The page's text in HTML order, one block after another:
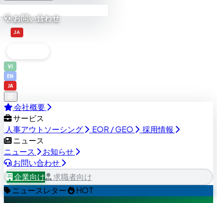
お問い合わせ
JA
VI
EN
JA
会社概要
サービス
人事アウトソーシング
EOR / GEO
採用情報
ニュース
ニュース
お知らせ
お問い合わせ
企業向け
求職者向け
ニュースレター
HOT